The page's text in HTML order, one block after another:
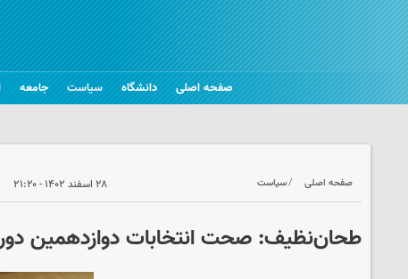
صفحه اصلی دانشگاه سیاست جامعه
صفحه اصلی سیاست ۲۸ اسفند ۱۴۰۲ - ۲۱:۲۰
طحان‌نظیف: صحت انتخابات دوازدهمین